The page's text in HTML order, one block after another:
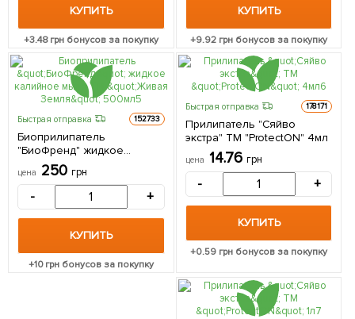
КУПИТЬ
+3.48грн бонусов за покупку
КУПИТЬ
+9.92 грн бонусов за покупку
Быстрая отправка 152733
Биоприлипатель
"БиоФренд" жидкое
калийное мыло ТМ "Живая
Земля" 500мл
цена 250 грн
- +
КУПИТЬ
+10грн бонусов за покупку
Быстрая отправка 178171
Прилипатель "Сяйво
экстра" ТМ "ProtectON" 4мл
цена 14.76 грн
- +
КУПИТЬ
+0.59 грн бонусов за покупку